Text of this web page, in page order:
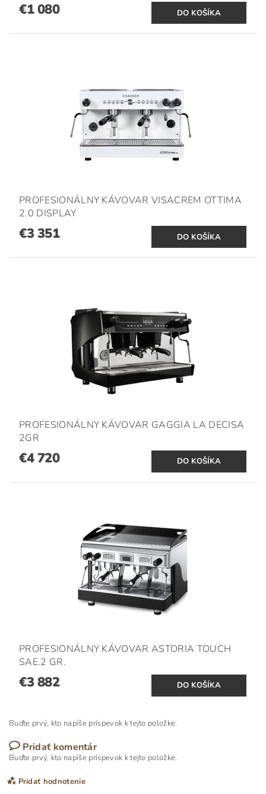
€1 080
PROFESIONÁLNY KÁVOVAR VISACREM OTTIMA
2.0 DISPLAY
€3 351
PROFESIONÁLNY KÁVOVAR GAGGIA LA DECISA
2GR
€4 720
PROFESIONÁLNY KÁVOVAR ASTORIA TOUCH
SAE.2 GR.
€3 882
Buďte prvý, kto napíše príspevok k tejto položke.
Pridať komentár
Buďte prvý, kto napíše príspevok k tejto položke.
Pridať hodnotenie